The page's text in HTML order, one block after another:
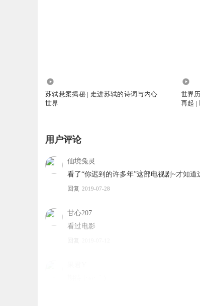
苏轼悬案揭秘 | 走进苏轼的诗词与内心
世界
世界
再起 |
用户评论
仙境兔灵
看了“你迟到的许多年”这部电视剧~才知道
回复 2019-07-28
甘心207
看过电影
回复